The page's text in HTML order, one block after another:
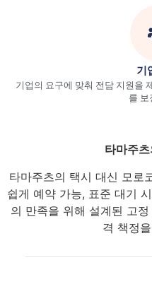
기
기업의 요구에 맞춰 전담 지원을
를 보
타마주
타마주츠의 택시 대신 모로
쉽게 예약 가능, 표준 대기
의 만족을 위해 설계된 고
격 책정